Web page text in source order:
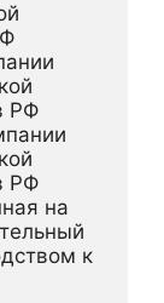
РФ
РФ
на
к